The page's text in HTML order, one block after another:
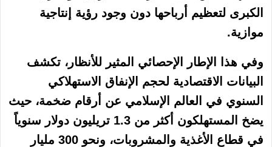
الكبرى لتعظيم أرباحها دون وجود رؤية إنتاجية
موازية.
وفي هذا الإطار الإحصائي المثير للأنظار، تكشف
البيانات الاقتصادية لحجم الإنفاق الاستهلاكي
السنوي في العالم الإسلامي عن أرقام ضخمة، حيث
يضخ المستهلكون أكثر من 1.3 تريليون دولار سنوياً
في قطاع الأغذية والمشروبات، ونحو 300 مليار